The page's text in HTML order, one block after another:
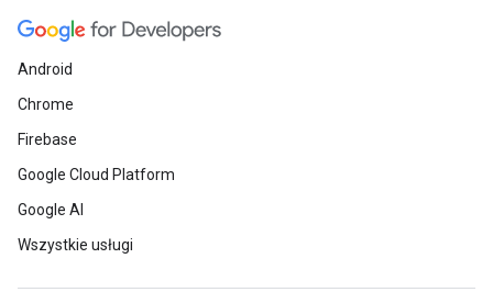
Android
Chrome
Firebase
Google Cloud Platform
Google AI
Wszystkie usługi